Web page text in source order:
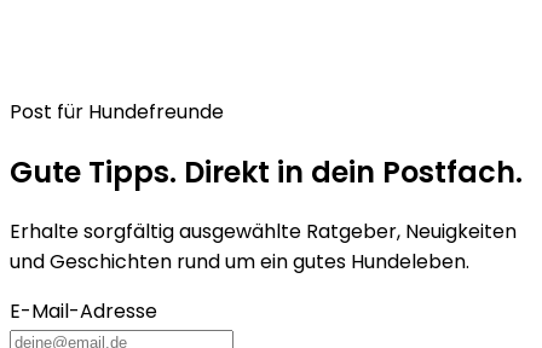
Post für Hundefreunde
Gute Tipps. Direkt in dein Postfach.
Erhalte sorgfältig ausgewählte Ratgeber, Neuigkeiten
und Geschichten rund um ein gutes Hundeleben.
E-Mail-Adresse